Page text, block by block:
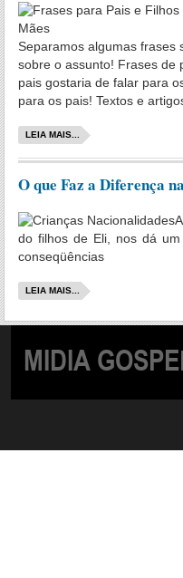
Separamos algumas frases
sobre o assunto! Frases de
pais gostaria de falar para
para os pais! Textos e
LEIA MAIS...
O que Faz a Diferença
do filhos de Eli, nos dá
conseqüências
LEIA MAIS...
MIDIA